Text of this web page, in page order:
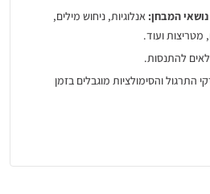
אנלוגיות, ניחוש מילים,
מטריצות ועוד.
להתנסות.
התרגול והסימולציות מוגבלים בזמן
בנושאים מרכזיים, קובצי הסבר ועוד.